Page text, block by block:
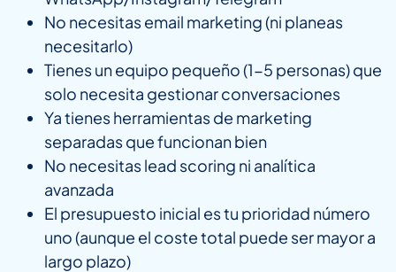
No necesitas email marketing (ni planeas
necesitarlo)
Tienes un equipo pequeño (1-5 personas) que
solo necesita gestionar conversaciones
Ya tienes herramientas de marketing
separadas que funcionan bien
No necesitas lead scoring ni analítica
avanzada
El presupuesto inicial es tu prioridad número
uno (aunque el coste total puede ser mayor a
largo plazo)